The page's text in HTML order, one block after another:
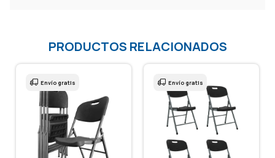
PRODUCTOS RELACIONADOS
Envío gratis Envío gratis